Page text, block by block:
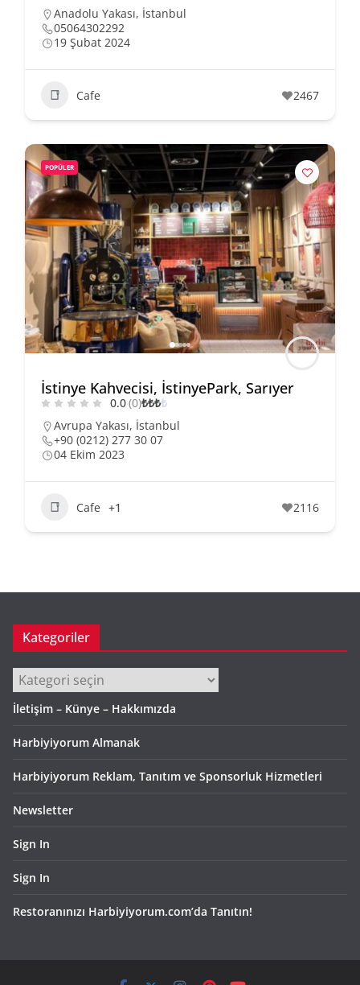
Anadolu Yakası, İstanbul
05064302292
19 Şubat 2024
Cafe 2467
POPÜLER
İstinye Kahvecisi, İstinyePark, Sarıyer
0.0(0)₺₺₺₺
Avrupa Yakası, İstanbul
+90 (0212) 277 30 07
04 Ekim 2023
Cafe +1 2116
Kategoriler
Kategoriler
İletişim – Künye – Hakkımızda
Harbiyiyorum Almanak
Harbiyiyorum Reklam, Tanıtım ve Sponsorluk Hizmetleri
Newsletter
Sign In
Sign In
Restoranınızı Harbiyiyorum.com’da Tanıtın!